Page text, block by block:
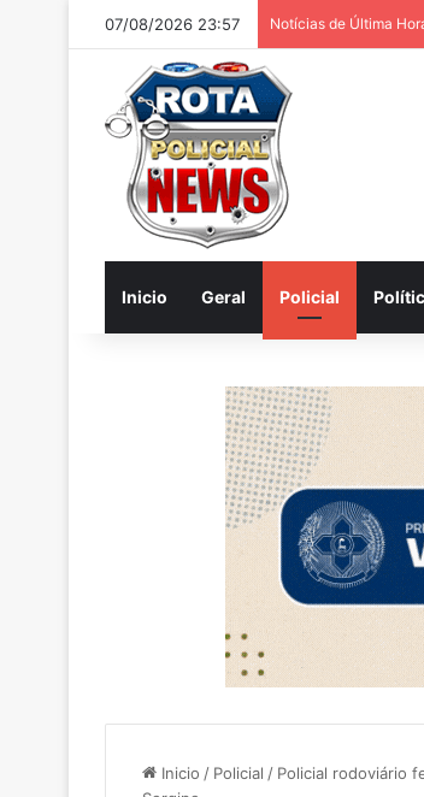
07/08/2026 23:57 Notícias de Última
Inicio Geral Policial
Inicio / Policial / Policial rodoviário